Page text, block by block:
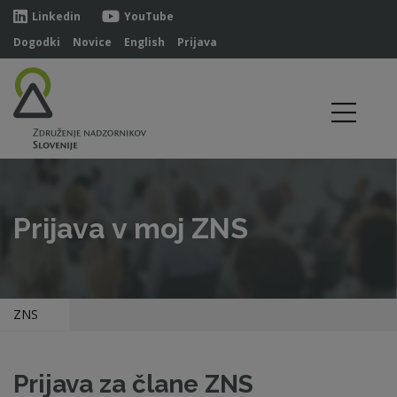
Linkedin
YouTube
Dogodki
Novice English Prijava
Prijava v moj ZNS
ZNS
Prijava za člane ZNS